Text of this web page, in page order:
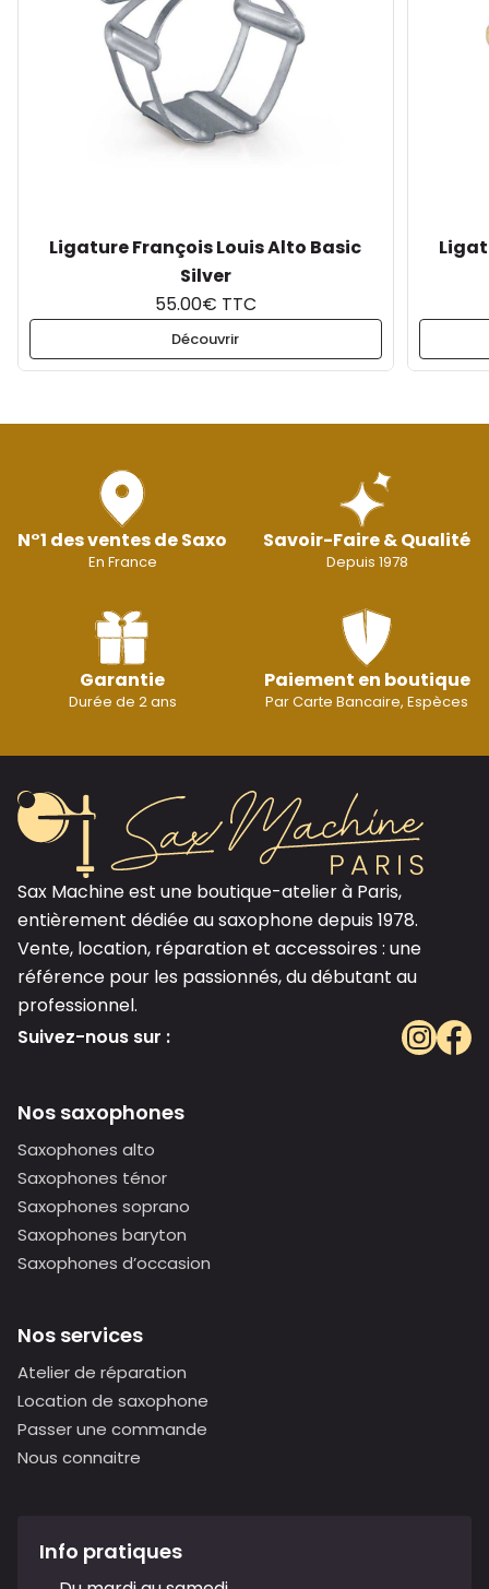
Ligature François Louis Alto Basic
Silver
55.00€ TTC
Découvrir
N°1 des ventes de Saxo
En France
Savoir-Faire & Qualité
Depuis 1978
Garantie
Durée de 2 ans
Paiement en boutique
Par Carte Bancaire, Espèces
Sax Machine est une boutique-atelier à Paris,
entièrement dédiée au saxophone depuis 1978.
Vente, location, réparation et accessoires : une
référence pour les passionnés, du débutant au
professionnel.
Suivez-nous sur :
Nos saxophones
Saxophones alto
Saxophones ténor
Saxophones soprano
Saxophones baryton
Saxophones d’occasion
Nos services
Atelier de réparation
Location de saxophone
Passer une commande
Nous connaitre
Info pratiques